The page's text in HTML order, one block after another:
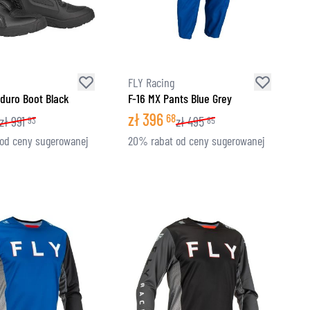
Boot Black
991 93
ceny sugerowanej
FLY Racing
F-16 MX Pants Blue Grey
zł396 68zł495 85
20% rabat od ceny sugerowanej